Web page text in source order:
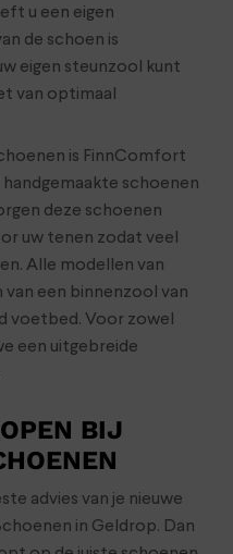
u een eigen
de schoen is
eigen steunzool kunt
van optimaal
is FinnComfort
schoenen
deze schoenen
uw tenen zodat veel
Alle modellen van
een binnenzool van
voetbed. Voor zowel
een uitgebreide
BIJ
advies van je nieuwe
in Geldrop. Dan